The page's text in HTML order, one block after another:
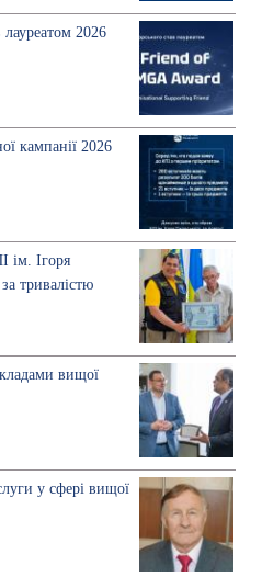
лауреатом 2026
кампанії 2026
ім. Ігоря
тривалістю
вищої
у сфері вищої